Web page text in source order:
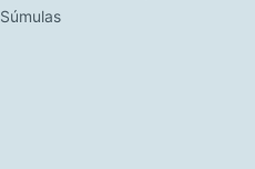
Súmulas